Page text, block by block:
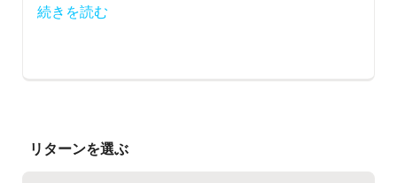
続きを読む
リターンを選ぶ